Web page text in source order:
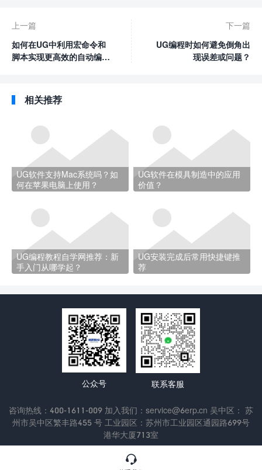
上一篇
如何在UG中利用宏命令和
脚本实现更高效的自动编
下一篇
UG编程时如何避免倒角出
现误差或问题？
相关推荐
UG软件支持Mac系统吗？如
何在苹果电脑上使用？
UG软件在模具制造中的应用
价值？
UG编程教程自学网推荐：新
手入门从哪学起？
UG安装完成后常用快捷键推
荐

公众号 联系客服
咨询热线：400-1611-009 加入我们：service@6erp.cn 吴中区： 苏
州市吴中区繁丰路455 号 工业园区：苏州市工业园区通园路699号
港华大厦713室
Copyright © 2022 苏州通商软件科技有限公司
号-3